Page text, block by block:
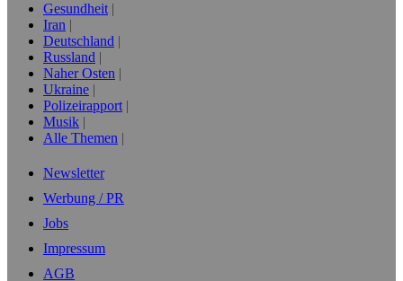
Gesundheit
Iran
Deutschland
Russland
Naher Osten
Ukraine
Polizeirapport
Musik
Alle Themen
Newsletter
Werbung / PR
Jobs
Impressum
AGB